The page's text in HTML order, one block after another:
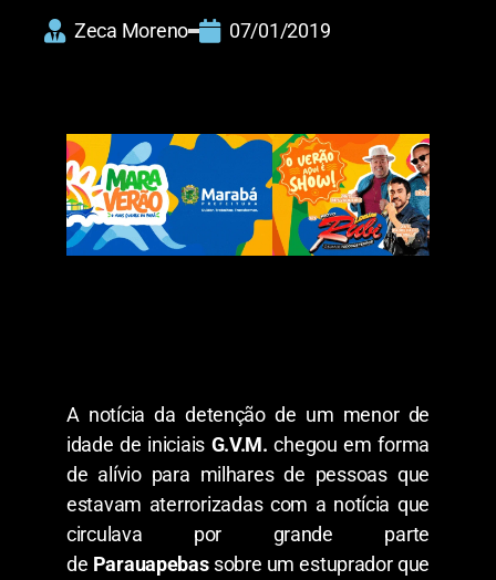
Zeca Moreno 07/01/2019
A notícia da detenção de um menor de
idade de iniciais G.V.M. chegou em forma
de alívio para milhares de pessoas que
estavam aterrorizadas com a notícia que
circulava por grande parte
de Parauapebassobre um estuprador que